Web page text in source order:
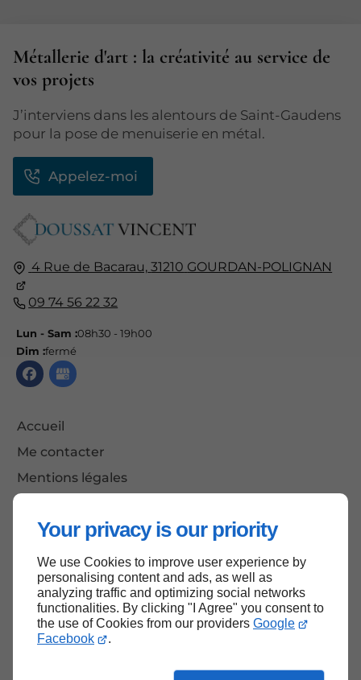
Your privacy is our priority
We use Cookies to improve user experience by
personalising content and ads, as well as
analyzing traffic and optimizing social networks
functionalities. By clicking "I Agree" you consent to
the use of Cookies from our providers Google
Facebook
.
4 Rue de Bacarau, 31210 GOURDAN-POLIGNAN
09 74 56 22 32
Lun - Sam :08h30 - 19h00
Dim :fermé
Accueil
Me contacter
Mentions légales
Métallerie d'art : la créativité au service de
vos projets
J’interviens dans les alentours de Saint-Gaudens
pour la pose de menuiserie en métal.
Appelez-moi
Haut de page